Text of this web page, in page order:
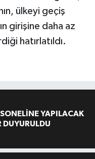
ülkeyi geçiş
girişine daha az
hatırlatıldı.
YAPILACAK
DUYURULDU